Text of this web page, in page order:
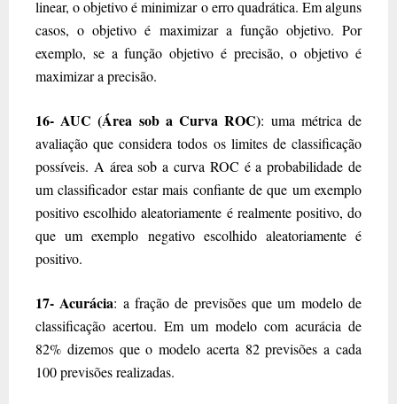
linear, o objetivo é minimizar o erro quadrática. Em alguns
casos, o objetivo é maximizar a função objetivo. Por
exemplo, se a função objetivo é precisão, o objetivo é
maximizar a precisão.
16- AUC (Área sob a Curva ROC): uma métrica de
avaliação que considera todos os limites de classificação
possíveis. A área sob a curva ROC é a probabilidade de
um classificador estar mais confiante de que um exemplo
positivo escolhido aleatoriamente é realmente positivo, do
que um exemplo negativo escolhido aleatoriamente é
positivo.
17- Acurácia: a fração de previsões que um modelo de
classificação acertou. Em um modelo com acurácia de
82% dizemos que o modelo acerta 82 previsões a cada
100 previsões realizadas.